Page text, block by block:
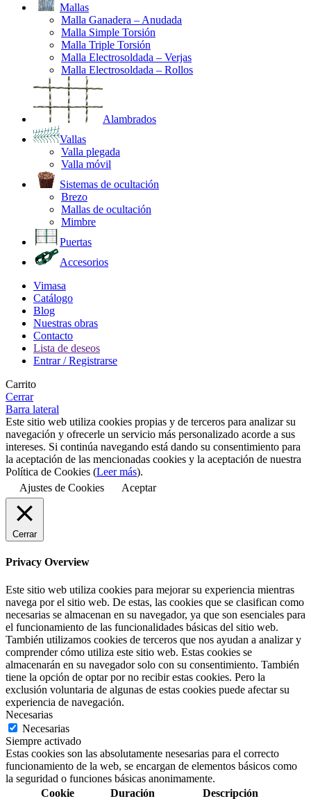
Mallas
Malla Ganadera – Anudada
Malla Simple Torsión
Malla Triple Torsión
Malla Electrosoldada – Verjas
Malla Electrosoldada – Rollos
Alambrados
Vallas
Valla plegada
Valla móvil
Sistemas de ocultación
Brezo
Mallas de ocultación
Mimbre
Puertas
Accesorios
Vimasa
Catálogo
Blog
Nuestras obras
Contacto
Lista de deseos
Entrar / Registrarse
Carrito
Cerrar
Barra lateral
Este sitio web utiliza cookies propias y de terceros para analizar su
navegación y ofrecerle un servicio más personalizado acorde a sus
intereses. Si continúa navegando está dando su consentimiento para
la aceptación de las mencionadas cookies y la aceptación de nuestra
Política de Cookies (Leer más).
Ajustes de Cookies
Aceptar
Cerrar
Privacy Overview
Este sitio web utiliza cookies para mejorar su experiencia mientras
navega por el sitio web. De estas, las cookies que se clasifican como
necesarias se almacenan en su navegador, ya que son esenciales para
el funcionamiento de las funcionalidades básicas del sitio web.
También utilizamos cookies de terceros que nos ayudan a analizar y
comprender cómo utiliza este sitio web. Estas cookies se
almacenarán en su navegador solo con su consentimiento. También
tiene la opción de optar por no recibir estas cookies. Pero la
exclusión voluntaria de algunas de estas cookies puede afectar su
experiencia de navegación.
Necesarias
Necesarias
Siempre activado
Estas cookies son las absolutamente nesesarias para el correcto
funcionamiento de la web, se encargan de elementos básicos como
la seguridad o funciones básicas anonimamente.
Cookie
Duración Descripción